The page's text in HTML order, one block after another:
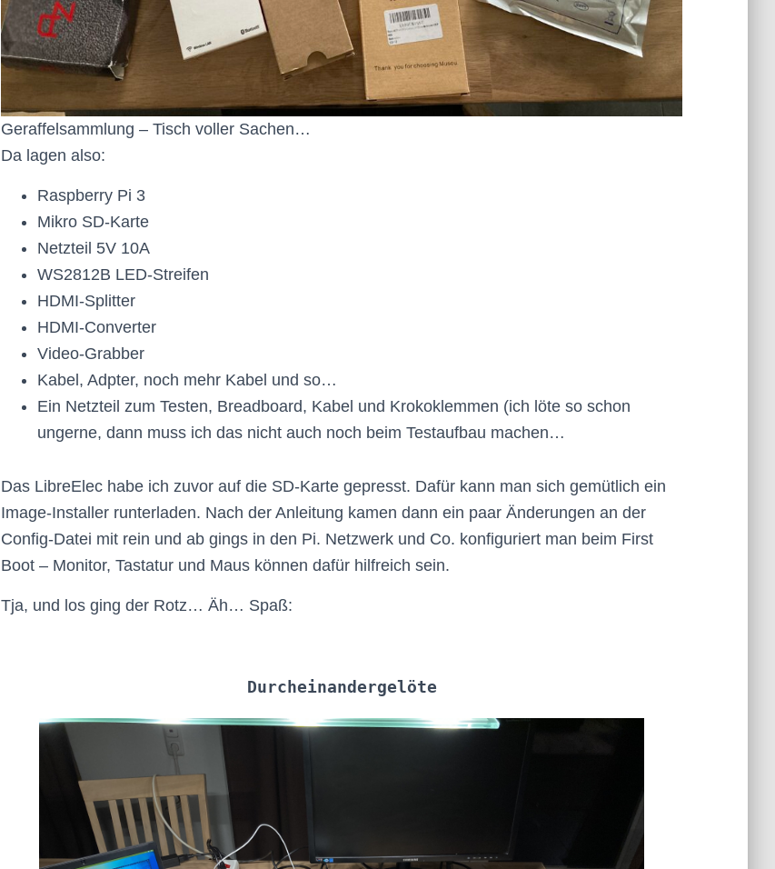
Geraffelsammlung – Tisch voller Sachen…
Da lagen also:
Raspberry Pi 3
Mikro SD-Karte
Netzteil 5V 10A
WS2812B LED-Streifen
HDMI-Splitter
HDMI-Converter
Video-Grabber
Kabel, Adpter, noch mehr Kabel und so…
Ein Netzteil zum Testen, Breadboard, Kabel und Krokoklemmen (ich löte so schon
ungerne, dann muss ich das nicht auch noch beim Testaufbau machen…
Das LibreElec habe ich zuvor auf die SD-Karte gepresst. Dafür kann man sich gemütlich ein
Image-Installer runterladen. Nach der Anleitung kamen dann ein paar Änderungen an der
Config-Datei mit rein und ab gings in den Pi. Netzwerk und Co. konfiguriert man beim First
Boot – Monitor, Tastatur und Maus können dafür hilfreich sein.
Tja, und los ging der Rotz… Äh… Spaß:
Durcheinandergelöte